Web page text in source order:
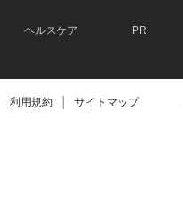
ヘルスケア PR
利用規約 サイトマップ